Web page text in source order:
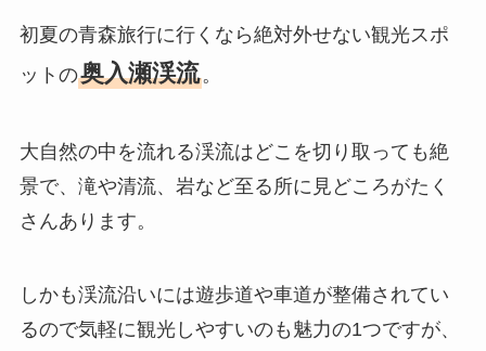
初夏の青森旅行に行くなら絶対外せない観光スポ
ットの奥入瀬渓流。
大自然の中を流れる渓流はどこを切り取っても絶
景で、滝や清流、岩など至る所に見どころがたく
さんあります。
しかも渓流沿いには遊歩道や車道が整備されてい
るので気軽に観光しやすいのも魅力の1つですが、